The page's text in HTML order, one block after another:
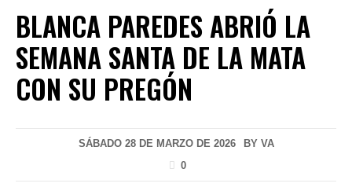
BLANCA PAREDES ABRIÓ LA
SEMANA SANTA DE LA MATA
CON SU PREGÓN
SÁBADO 28 DE MARZO DE 2026 BY VA
0